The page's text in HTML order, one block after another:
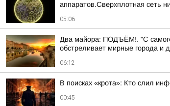
аппаратов.Сверхплотная сеть
05:06
Два майора: ПОДЪЁМ!. "С самого
обстреливает мирные города и
06:12
В поисках «крота»: Кто слил
00:45